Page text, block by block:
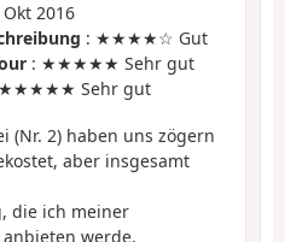
Okt 2016
: ★★★★☆ Gut
: ★★★★★ Sehr gut
Sehr gut
(Nr. 2) haben uns zögern
aber insgesamt
die ich meiner
werde.